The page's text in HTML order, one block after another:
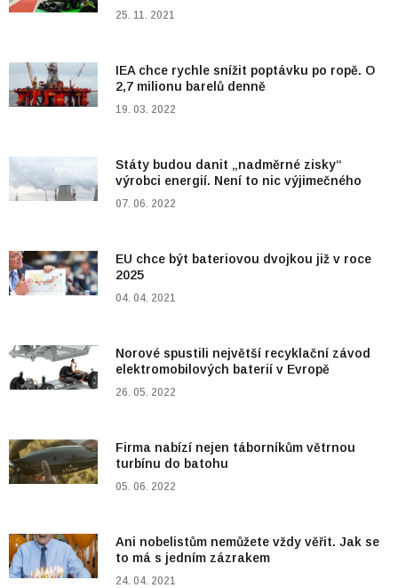
25. 11. 2021
IEA chce rychle snížit poptávku po ropě. O
2,7 milionu barelů denně
19. 03. 2022
Státy budou danit „nadměrné zisky“
výrobci energií. Není to nic výjimečného
07. 06. 2022
EU chce být bateriovou dvojkou již v roce
2025
04. 04. 2021
Norové spustili největší recyklační závod
elektromobilových baterií v Evropě
26. 05. 2022
Firma nabízí nejen táborníkům větrnou
turbínu do batohu
05. 06. 2022
Ani nobelistům nemůžete vždy věřit. Jak se
to má s jedním zázrakem
24. 04. 2021